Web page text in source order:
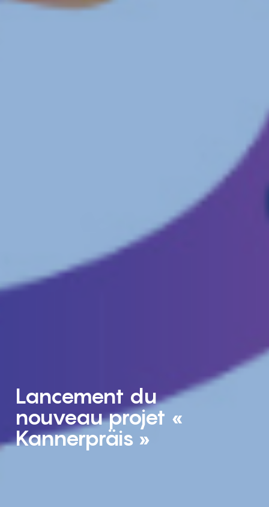
Lancement du
nouveau projet «
Kannerpräis »